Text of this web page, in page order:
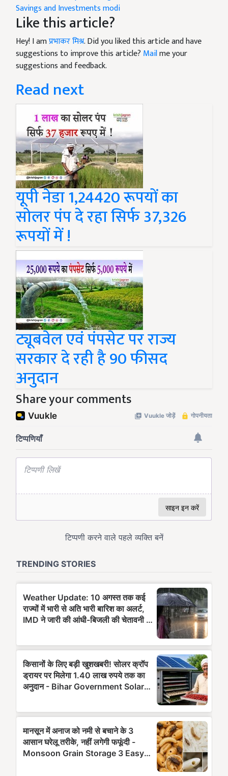
Savings and Investmentsmodi
Like this article?
Hey! I amप्रभाकर मिश्र. Did you liked this article and have
suggestions to improve this article? Mailme your
suggestions and feedback.
Read next
यूपी नेडा 1,24420 रूपयों का
सोलर पंप दे रहा सिर्फ 37,326
रूपयों में !
ट्यूबवेल एवं पंपसेट पर राज्य
सरकार दे रही है 90 फीसद
अनुदान
Share your comments